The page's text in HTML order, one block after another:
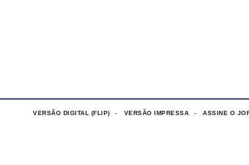
VERSÃO DIGITAL (FLIP) VERSÃO IMPRESSA ASSINE O